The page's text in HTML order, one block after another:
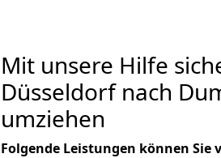
Mit unsere Hilfe
Düsseldorf nach
umziehen
Folgende Leistungen können Sie